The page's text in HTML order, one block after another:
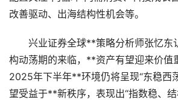
改善驱动、出海结构性机会等。
兴业证券全球**策略分析师张忆东
构动荡期的来临，**资产有望迎来价值
2025年下半年**环境仍将呈现“东稳西
望受益于**新秩序，表现出“指数稳、